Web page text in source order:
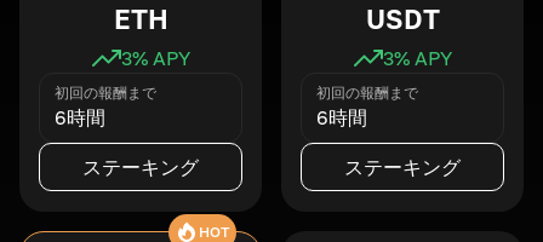
ETH
3% APY
初回の報酬まで
6時間
ステーキング
USDT
3% APY
初回の報酬まで
6時間
ステーキング
HOT